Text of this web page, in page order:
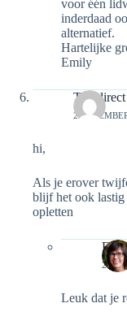
voor één
inderdaad
alternatief.
Hartelijke
Emily
Tolkdirect
2
hi,
Als je erover
blijf het ook lastig
opletten
2
Leuk dat je